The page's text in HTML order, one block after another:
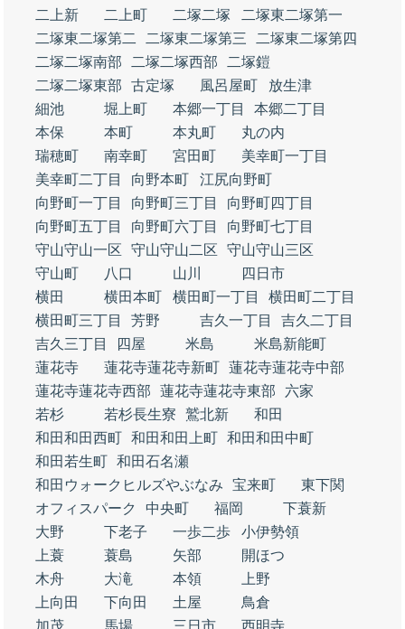
二上新
二上町 二塚二塚
二塚東二塚第一
二塚東二塚第二
二塚東二塚第三
二塚東二塚第四
二塚二塚南部
二塚二塚西部
二塚鎧
二塚二塚東部
古定塚 風呂屋町
放生津
細池
堀上町 本郷一丁目
本郷二丁目
本保
本町 本丸町
丸の内
瑞穂町
南幸町 宮田町
美幸町一丁目
美幸町二丁目
向野本町
江尻向野町
向野町一丁目
向野町三丁目
向野町四丁目
向野町五丁目
向野町六丁目
向野町七丁目
守山守山一区
守山守山二区
守山守山三区
守山町
八口 山川
四日市
横田
横田本町 横田町一丁目
横田町二丁目
横田町三丁目
芳野 吉久一丁目
吉久二丁目
吉久三丁目
四屋 米島
米島新能町
蓮花寺
蓮花寺蓮花寺新町 蓮花寺蓮花寺中部
蓮花寺蓮花寺西部
蓮花寺蓮花寺東部
六家
若杉
若杉長生寮 鷲北新
和田
和田和田西町 和田和田上町 和田和田中町
和田若生町 和田石名瀬
和田ウォークヒルズやぶなみ
宝来町
東下関
オフィスパーク
中央町 福岡
下蓑新
大野
下老子 一歩二歩
小伊勢領
上蓑
蓑島 矢部
開ほつ
木舟
大滝 本領
上野
上向田
下向田 土屋
鳥倉
加茂
馬場 三日市 西明寺